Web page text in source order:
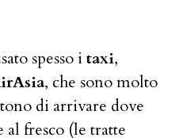
spesso itaxi,
, che sono molto
di arrivare dove
al fresco (le tratte